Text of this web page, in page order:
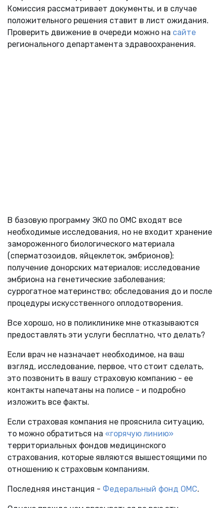
Комиссия рассматривает документы, и в случае
положительного решения ставит в лист ожидания.
Проверить движение в очереди можно на сайте
регионального департамента здравоохранения.
В базовую программу ЭКО по ОМС входят все
необходимые исследования, но не входит хранение
замороженного биологического материала
(сперматозоидов, яйцеклеток, эмбрионов);
получение донорских материалов; исследование
эмбриона на генетические заболевания;
суррогатное материнство; обследования до и после
процедуры искусственного оплодотворения.
Все хорошо, но в поликлинике мне отказываются
предоставлять эти услуги бесплатно, что делать?
Если врач не назначает необходимое, на ваш
взгляд, исследование, первое, что стоит сделать,
это позвонить в вашу страховую компанию - ее
контакты напечатаны на полисе - и подробно
изложить все факты.
Если страховая компания не прояснила ситуацию,
то можно обратиться на «горячую линию»
территориальных фондов медицинского
страхования, которые являются вышестоящими по
отношению к страховым компаниям.
Последняя инстанция - Федеральный фонд ОМС.